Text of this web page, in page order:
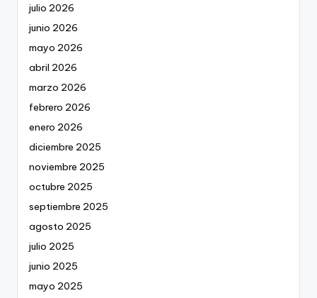
julio 2026
junio 2026
mayo 2026
abril 2026
marzo 2026
febrero 2026
enero 2026
diciembre 2025
noviembre 2025
octubre 2025
septiembre 2025
agosto 2025
julio 2025
junio 2025
mayo 2025